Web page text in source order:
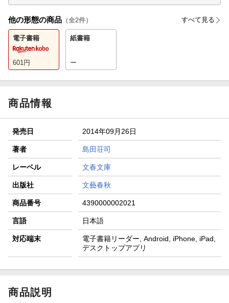
他の形態の商品 （全2件） すべて見る
電子書籍
601 円
紙書籍
ー
商品情報
発売日 2014年09月26日
著者 島田荘司
レーベル 文春文庫
出版社 文藝春秋
商品番号 4390000002021
言語 日本語
対応端末
電子書籍リーダー, Android, iPhone, iPad,
デスクトップアプリ
商品説明